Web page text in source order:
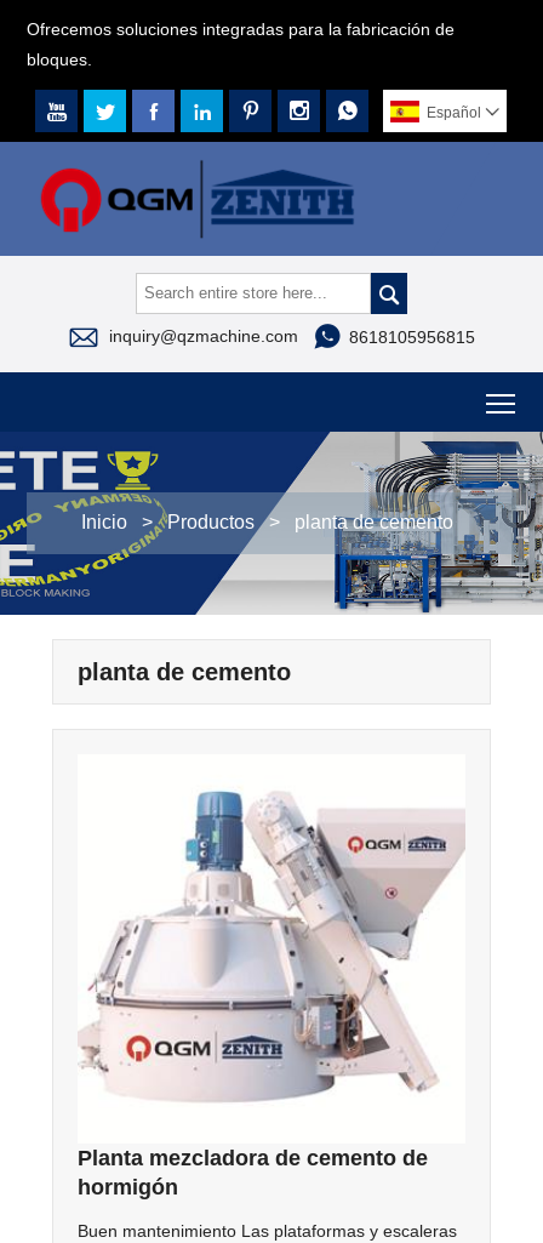
Ofrecemos soluciones integradas para la fabricación de
bloques.
       Español 

 inquiry@qzmachine.com  8618105956815
Inicio > Productos > planta de cemento
planta de cemento
Planta mezcladora de cemento de
hormigón
Buen mantenimiento Las plataformas y escaleras